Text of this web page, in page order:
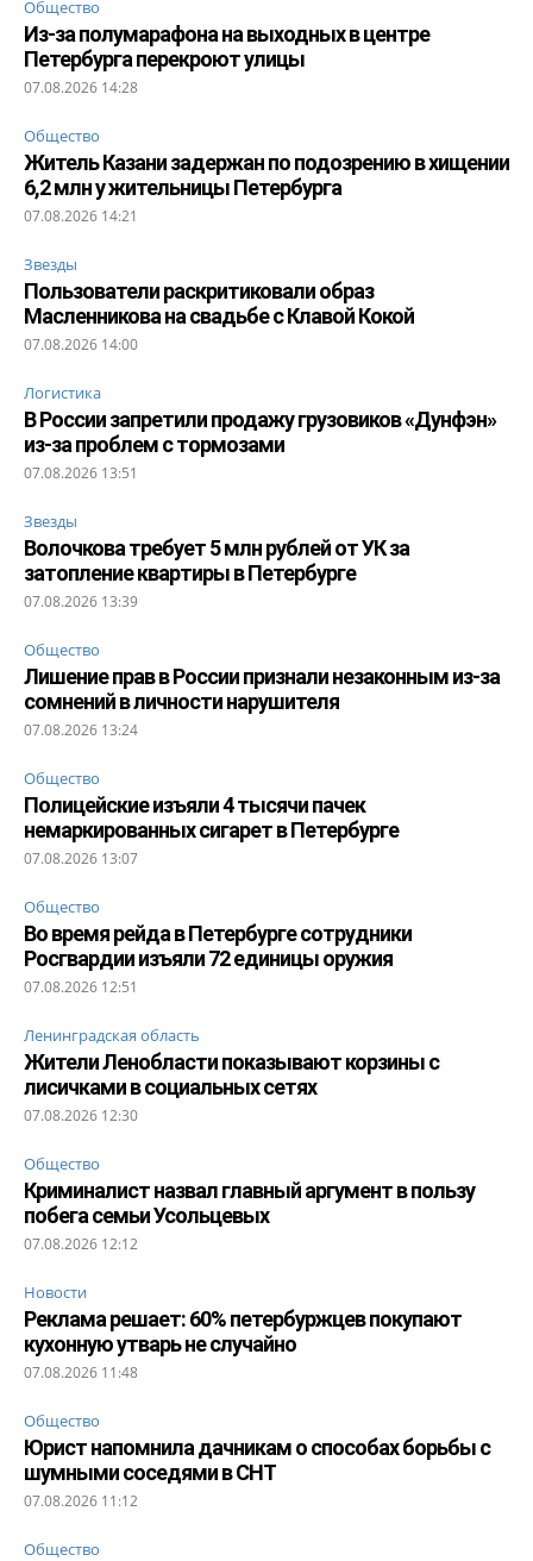
Общество
Из-за полумарафона на выходных в центре
Петербурга перекроют улицы
07.08.2026 14:28
Общество
Житель Казани задержан по подозрению в хищении
6,2 млн у жительницы Петербурга
07.08.2026 14:21
Звезды
Пользователи раскритиковали образ
Масленникова на свадьбе с Клавой Кокой
07.08.2026 14:00
Логистика
В России запретили продажу грузовиков «Дунфэн»
из-за проблем с тормозами
07.08.2026 13:51
Звезды
Волочкова требует 5 млн рублей от УК за
затопление квартиры в Петербурге
07.08.2026 13:39
Общество
Лишение прав в России признали незаконным из-за
сомнений в личности нарушителя
07.08.2026 13:24
Общество
Полицейские изъяли 4 тысячи пачек
немаркированных сигарет в Петербурге
07.08.2026 13:07
Общество
Во время рейда в Петербурге сотрудники
Росгвардии изъяли 72 единицы оружия
07.08.2026 12:51
Ленинградская область
Жители Ленобласти показывают корзины с
лисичками в социальных сетях
07.08.2026 12:30
Общество
Криминалист назвал главный аргумент в пользу
побега семьи Усольцевых
07.08.2026 12:12
Новости
Реклама решает: 60% петербуржцев покупают
кухонную утварь не случайно
07.08.2026 11:48
Общество
Юрист напомнила дачникам о способах борьбы с
шумными соседями в СНТ
07.08.2026 11:12
Общество